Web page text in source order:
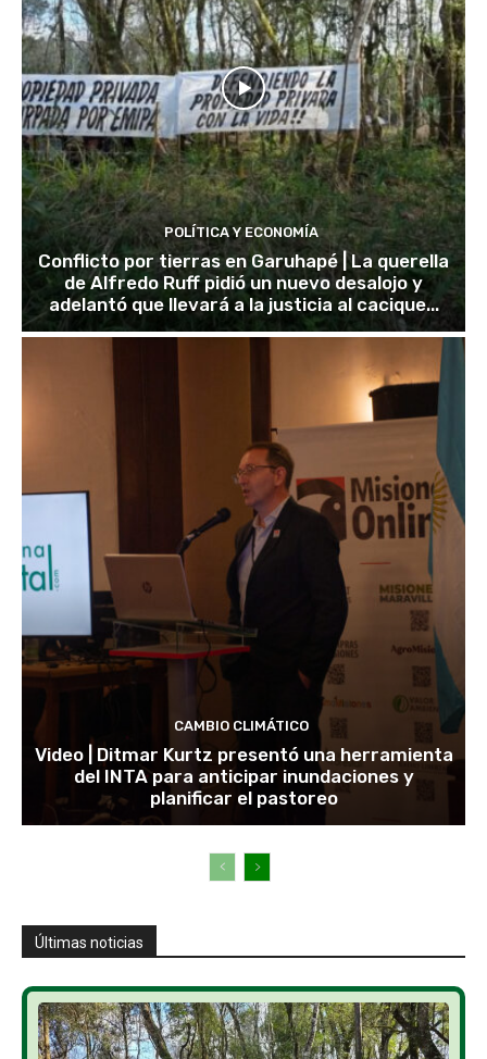
POLÍTICA Y ECONOMÍA
Conflicto por tierras en Garuhapé | La querella
de Alfredo Ruff pidió un nuevo desalojo y
adelantó que llevará a la justicia al cacique...
CAMBIO CLIMÁTICO
Video | Ditmar Kurtz presentó una herramienta
del INTA para anticipar inundaciones y
planificar el pastoreo
Últimas noticias